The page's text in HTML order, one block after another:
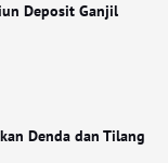
Deposit Ganjil
Denda dan Tilang